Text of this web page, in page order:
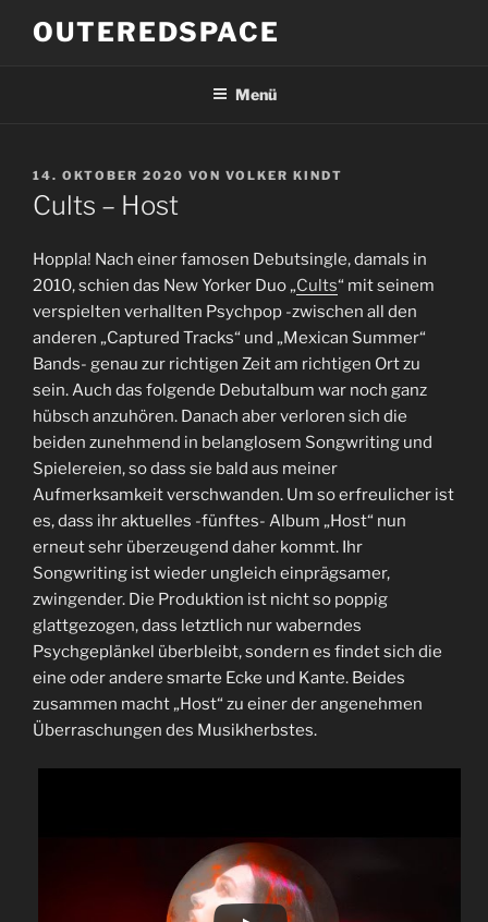
InhaltOUTEREDSPACE
Menü
VERÖFFENTLICHT
AM
14. OKTOBER 2020 VON VOLKER KINDT
Cults – Host
Hoppla! Nach einer famosen Debutsingle, damals in
2010, schien das New Yorker Duo „Cults“ mit seinem
verspielten verhallten Psychpop -zwischen all den
anderen „Captured Tracks“ und „Mexican Summer“
Bands- genau zur richtigen Zeit am richtigen Ort zu
sein. Auch das folgende Debutalbum war noch ganz
hübsch anzuhören. Danach aber verloren sich die
beiden zunehmend in belanglosem Songwriting und
Spielereien, so dass sie bald aus meiner
Aufmerksamkeit verschwanden. Um so erfreulicher ist
es, dass ihr aktuelles -fünftes- Album „Host“ nun
erneut sehr überzeugend daher kommt. Ihr
Songwriting ist wieder ungleich einprägsamer,
zwingender. Die Produktion ist nicht so poppig
glattgezogen, dass letztlich nur waberndes
Psychgeplänkel überbleibt, sondern es findet sich die
eine oder andere smarte Ecke und Kante. Beides
zusammen macht „Host“ zu einer der angenehmen
Überraschungen des Musikherbstes.